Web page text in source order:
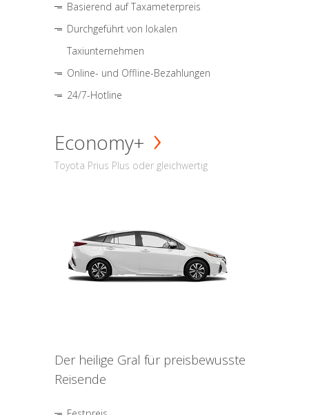
Basierend auf Taxameterpreis
Durchgeführt von lokalen
Taxiunternehmen
Online- und Offline-Bezahlungen
24/7-Hotline
Economy+
Toyota Prius Plus oder gleichwertig
Der heilige Gral für preisbewusste
Reisende